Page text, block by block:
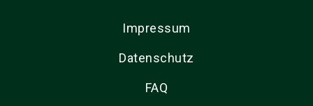
Impressum
Datenschutz
FAQ